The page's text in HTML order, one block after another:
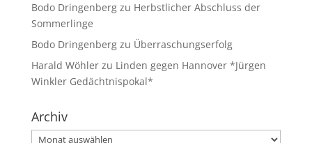
Bodo Dringenbergzu Herbstlicher Abschluss der
Sommerlinge
Bodo Dringenbergzu Überraschungserfolg
Harald Wöhlerzu Linden gegen Hannover *Jürgen
Winkler Gedächtnispokal*
Archiv
Archiv